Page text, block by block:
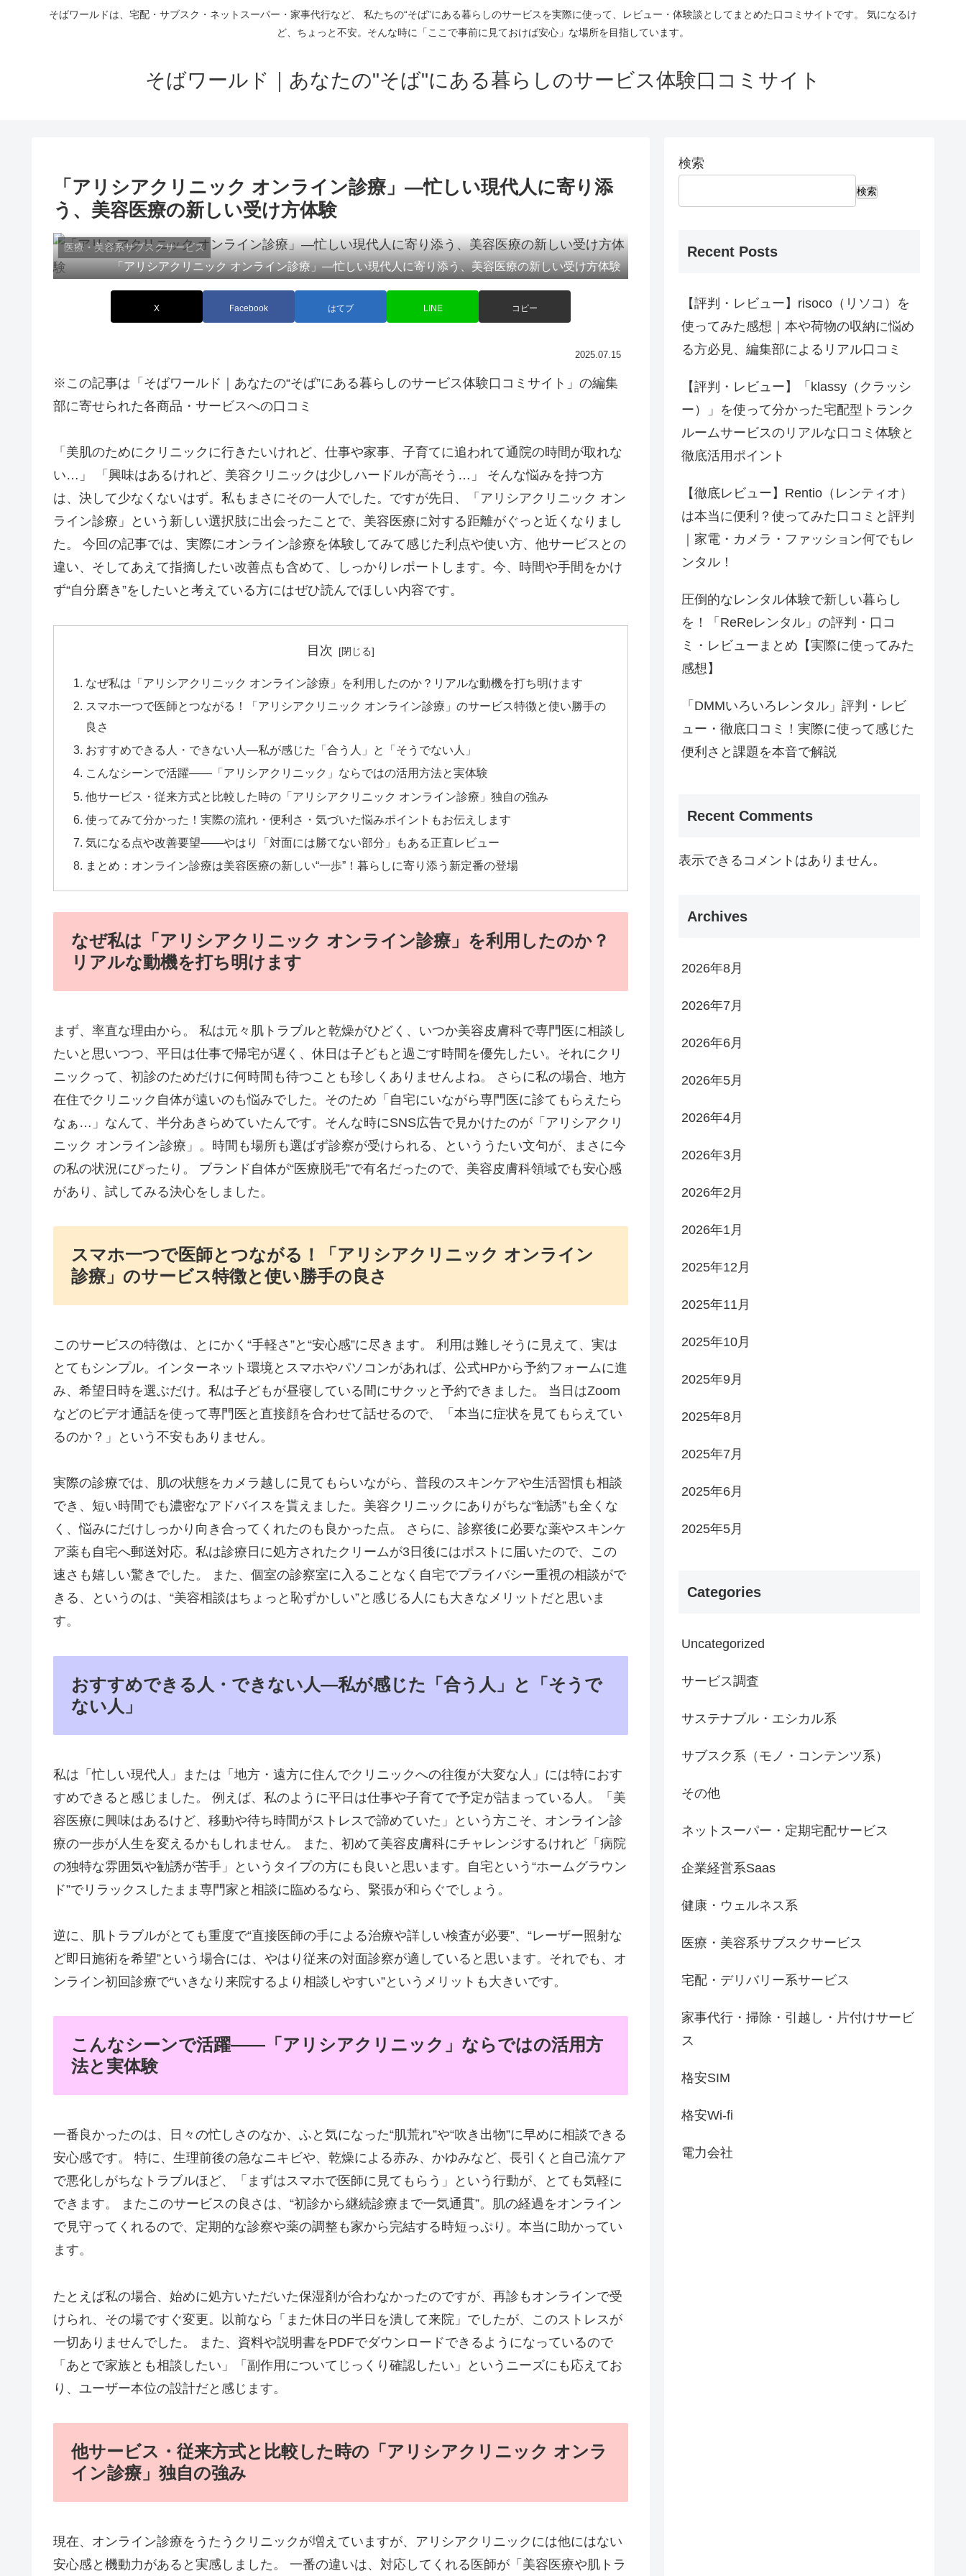
そばワールドは、宅配・サブスク・ネットスーパー・家事代行など、 私たちの“そば”にある暮らしのサービスを実際に使って、レビュー・体験談としてまとめた口コミサイトです。 気になるけ
ど、ちょっと不安。そんな時に「ここで事前に見ておけば安心」な場所を目指しています。
そばワールド｜あなたの"そば"にある暮らしのサービス体験口コミサイト
「アリシアクリニック オンライン診療」―忙しい現代人に寄り添
う、美容医療の新しい受け方体験
医療・美容系サブスクサービス
「アリシアクリニック オンライン診療」―忙しい現代人に寄り添う、美容医療の新しい受け方体験
X Facebook はてブ LINE コピー
2025.07.15
※この記事は「そばワールド｜あなたの“そば”にある暮らしのサービス体験口コミサイト」の編集
部に寄せられた各商品・サービスへの口コミ
「美肌のためにクリニックに行きたいけれど、仕事や家事、子育てに追われて通院の時間が取れな
い…」 「興味はあるけれど、美容クリニックは少しハードルが高そう…」 そんな悩みを持つ方
は、決して少なくないはず。私もまさにその一人でした。ですが先日、「アリシアクリニック オン
ライン診療」という新しい選択肢に出会ったことで、美容医療に対する距離がぐっと近くなりまし
た。 今回の記事では、実際にオンライン診療を体験してみて感じた利点や使い方、他サービスとの
違い、そしてあえて指摘したい改善点も含めて、しっかりレポートします。今、時間や手間をかけ
ず“自分磨き”をしたいと考えている方にはぜひ読んでほしい内容です。
目次
なぜ私は「アリシアクリニック オンライン診療」を利用したのか？リアルな動機を打ち明けます
スマホ一つで医師とつながる！「アリシアクリニック オンライン診療」のサービス特徴と使い勝手の
良さ
おすすめできる人・できない人―私が感じた「合う人」と「そうでない人」
こんなシーンで活躍――「アリシアクリニック」ならではの活用方法と実体験
他サービス・従来方式と比較した時の「アリシアクリニック オンライン診療」独自の強み
使ってみて分かった！実際の流れ・便利さ・気づいた悩みポイントもお伝えします
気になる点や改善要望——やはり「対面には勝てない部分」もある正直レビュー
まとめ：オンライン診療は美容医療の新しい“一歩”！暮らしに寄り添う新定番の登場
なぜ私は「アリシアクリニック オンライン診療」を利用したのか？
リアルな動機を打ち明けます
まず、率直な理由から。 私は元々肌トラブルと乾燥がひどく、いつか美容皮膚科で専門医に相談し
たいと思いつつ、平日は仕事で帰宅が遅く、休日は子どもと過ごす時間を優先したい。それにクリ
ニックって、初診のためだけに何時間も待つことも珍しくありませんよね。 さらに私の場合、地方
在住でクリニック自体が遠いのも悩みでした。そのため「自宅にいながら専門医に診てもらえたら
なぁ…」なんて、半分あきらめていたんです。そんな時にSNS広告で見かけたのが「アリシアクリ
ニック オンライン診療」。時間も場所も選ばず診察が受けられる、といううたい文句が、まさに今
の私の状況にぴったり。 ブランド自体が“医療脱毛”で有名だったので、美容皮膚科領域でも安心感
があり、試してみる決心をしました。
スマホ一つで医師とつながる！「アリシアクリニック オンライン
診療」のサービス特徴と使い勝手の良さ
このサービスの特徴は、とにかく“手軽さ”と“安心感”に尽きます。 利用は難しそうに見えて、実は
とてもシンプル。インターネット環境とスマホやパソコンがあれば、公式HPから予約フォームに進
み、希望日時を選ぶだけ。私は子どもが昼寝している間にサクッと予約できました。 当日はZoom
などのビデオ通話を使って専門医と直接顔を合わせて話せるので、「本当に症状を見てもらえてい
るのか？」という不安もありません。
実際の診療では、肌の状態をカメラ越しに見てもらいながら、普段のスキンケアや生活習慣も相談
でき、短い時間でも濃密なアドバイスを貰えました。美容クリニックにありがちな“勧誘”も全くな
く、悩みにだけしっかり向き合ってくれたのも良かった点。 さらに、診察後に必要な薬やスキンケ
ア薬も自宅へ郵送対応。私は診療日に処方されたクリームが3日後にはポストに届いたので、この
速さも嬉しい驚きでした。 また、個室の診察室に入ることなく自宅でプライバシー重視の相談がで
きる、というのは、“美容相談はちょっと恥ずかしい”と感じる人にも大きなメリットだと思いま
す。
おすすめできる人・できない人―私が感じた「合う人」と「そうで
ない人」
私は「忙しい現代人」または「地方・遠方に住んでクリニックへの往復が大変な人」には特におす
すめできると感じました。 例えば、私のように平日は仕事や子育てで予定が詰まっている人。「美
容医療に興味はあるけど、移動や待ち時間がストレスで諦めていた」という方こそ、オンライン診
療の一歩が人生を変えるかもしれません。 また、初めて美容皮膚科にチャレンジするけれど「病院
の独特な雰囲気や勧誘が苦手」というタイプの方にも良いと思います。自宅という“ホームグラウン
ド”でリラックスしたまま専門家と相談に臨めるなら、緊張が和らぐでしょう。
逆に、肌トラブルがとても重度で“直接医師の手による治療や詳しい検査が必要”、“レーザー照射な
ど即日施術を希望”という場合には、やはり従来の対面診察が適していると思います。それでも、オ
ンライン初回診療で“いきなり来院するより相談しやすい”というメリットも大きいです。
こんなシーンで活躍――「アリシアクリニック」ならではの活用方
法と実体験
一番良かったのは、日々の忙しさのなか、ふと気になった“肌荒れ”や“吹き出物”に早めに相談できる
安心感です。 特に、生理前後の急なニキビや、乾燥による赤み、かゆみなど、長引くと自己流ケア
で悪化しがちなトラブルほど、「まずはスマホで医師に見てもらう」という行動が、とても気軽に
できます。 またこのサービスの良さは、“初診から継続診療まで一気通貫”。肌の経過をオンライン
で見守ってくれるので、定期的な診察や薬の調整も家から完結する時短っぷり。本当に助かってい
ます。
たとえば私の場合、始めに処方いただいた保湿剤が合わなかったのですが、再診もオンラインで受
けられ、その場ですぐ変更。以前なら「また休日の半日を潰して来院」でしたが、このストレスが
一切ありませんでした。 また、資料や説明書をPDFでダウンロードできるようになっているので
「あとで家族とも相談したい」「副作用についてじっくり確認したい」というニーズにも応えてお
り、ユーザー本位の設計だと感じます。
他サービス・従来方式と比較した時の「アリシアクリニック オンラ
イン診療」独自の強み
現在、オンライン診療をうたうクリニックが増えていますが、アリシアクリニックには他にはない
安心感と機動力があると実感しました。 一番の違いは、対応してくれる医師が「美容医療や肌トラ
検索
検索
Recent Posts
【評判・レビュー】risoco（リソコ）を
使ってみた感想｜本や荷物の収納に悩め
る方必見、編集部によるリアル口コミ
【評判・レビュー】「klassy（クラッシ
ー）」を使って分かった宅配型トランク
ルームサービスのリアルな口コミ体験と
徹底活用ポイント
【徹底レビュー】Rentio（レンティオ）
は本当に便利？使ってみた口コミと評判
｜家電・カメラ・ファッション何でもレ
ンタル！
圧倒的なレンタル体験で新しい暮らし
を！「ReReレンタル」の評判・口コ
ミ・レビューまとめ【実際に使ってみた
感想】
「DMMいろいろレンタル」評判・レビ
ュー・徹底口コミ！実際に使って感じた
便利さと課題を本音で解説
Recent Comments
表示できるコメントはありません。
Archives
2026年8月
2026年7月
2026年6月
2026年5月
2026年4月
2026年3月
2026年2月
2026年1月
2025年12月
2025年11月
2025年10月
2025年9月
2025年8月
2025年7月
2025年6月
2025年5月
Categories
Uncategorized
サービス調査
サステナブル・エシカル系
サブスク系（モノ・コンテンツ系）
その他
ネットスーパー・定期宅配サービス
企業経営系Saas
健康・ウェルネス系
医療・美容系サブスクサービス
宅配・デリバリー系サービス
家事代行・掃除・引越し・片付けサービ
ス
格安SIM
格安Wi-fi
電力会社